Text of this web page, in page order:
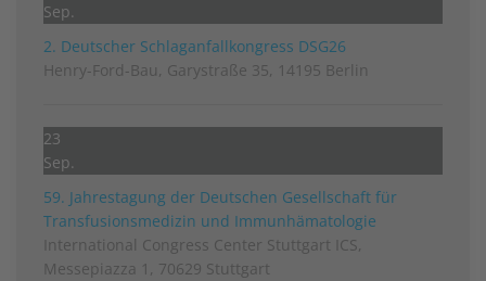
Sep.
2. Deutscher Schlag­anfall­kongress DSG26
Henry-Ford-Bau, Garystraße 35, 14195 Berlin
23
Sep.
59. Jahrestagung der Deutschen Gesellschaft für
Transfusionsmedizin und Immunhämatologie
International Congress Center Stuttgart ICS,
Messepiazza 1, 70629 Stuttgart